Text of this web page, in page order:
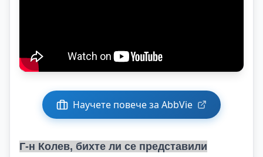
Научете повече за AbbVie
Г-н Колев, бихте ли се представили